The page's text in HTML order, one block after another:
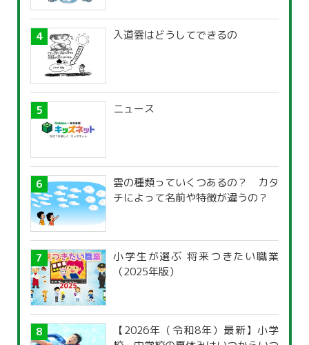
入道雲はどうしてできるの
ニュース
雲の種類っていくつあるの？ カタ
チによって名前や特徴が違うの？
小学生が選ぶ 将来つきたい職業
（2025年版）
【2026年（令和8年）最新】小学